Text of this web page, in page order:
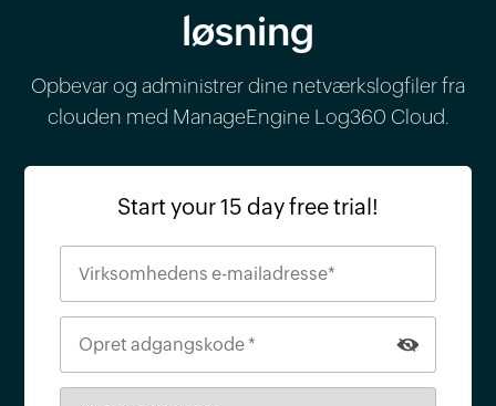
løsning
Opbevar og administrer dine netværkslogfiler fra
clouden med ManageEngine Log360 Cloud.
Start your 15 day free trial!